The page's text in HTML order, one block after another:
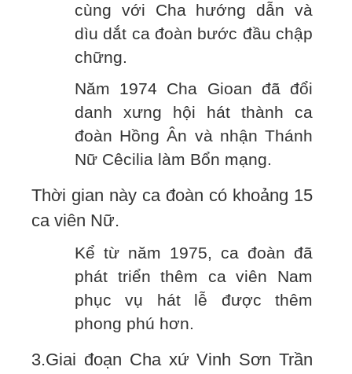
cùng với Cha hướng dẫn và
dìu dắt ca đoàn bước đầu chập
chững.
Năm 1974 Cha Gioan đã đổi
danh xưng hội hát thành ca
đoàn Hồng Ân và nhận Thánh
Nữ Cêcilia làm Bổn mạng.
Thời gian này ca đoàn có khoảng 15
ca viên Nữ.
Kể từ năm 1975, ca đoàn đã
phát triển thêm ca viên Nam
phục vụ hát lễ được thêm
phong phú hơn.
3.Giai đoạn Cha xứ Vinh Sơn Trần